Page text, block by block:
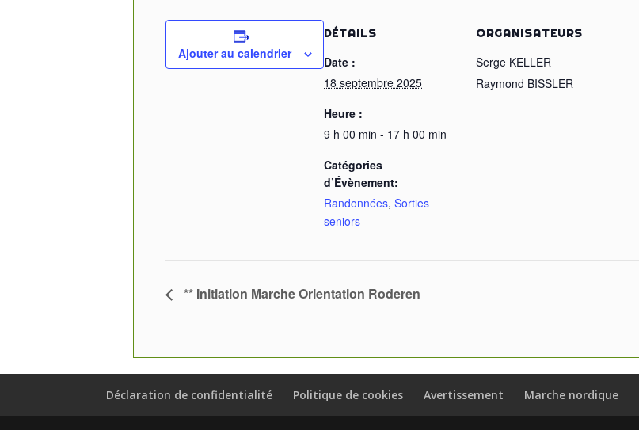
Ajouter au calendrier
DÉTAILS
Date :
18 septembre 2025
Heure :
9 h 00 min - 17 h 00 min
Catégories
d’Évènement:
Randonnées, Sorties
seniors
ORGANISATEURS
Serge KELLER
Raymond BISSLER
** Initiation Marche Orientation Roderen
Déclaration de confidentialité Politique de cookies Avertissement Marche nordique